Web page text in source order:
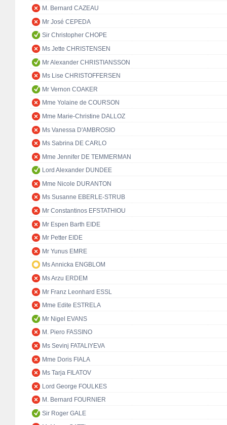
M. Bernard CAZEAU
Mr José CEPEDA
Sir Christopher CHOPE
Ms Jette CHRISTENSEN
Mr Alexander CHRISTIANSSON
Ms Lise CHRISTOFFERSEN
Mr Vernon COAKER
Mme Yolaine de COURSON
Mme Marie-Christine DALLOZ
Ms Vanessa D'AMBROSIO
Ms Sabrina DE CARLO
Mme Jennifer DE TEMMERMAN
Lord Alexander DUNDEE
Mme Nicole DURANTON
Ms Susanne EBERLE-STRUB
Mr Constantinos EFSTATHIOU
Mr Espen Barth EIDE
Mr Petter EIDE
Mr Yunus EMRE
Ms Annicka ENGBLOM
Ms Arzu ERDEM
Mr Franz Leonhard ESSL
Mme Edite ESTRELA
Mr Nigel EVANS
M. Piero FASSINO
Ms Sevinj FATALIYEVA
Mme Doris FIALA
Ms Tarja FILATOV
Lord George FOULKES
M. Bernard FOURNIER
Sir Roger GALE